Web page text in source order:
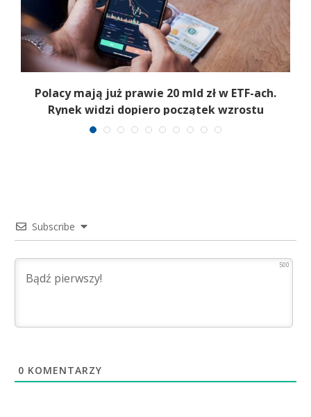
Polacy mają już prawie 20 mld zł w ETF-ach.
Rynek widzi dopiero początek wzrostu
Subscribe
500
0 KOMENTARZY